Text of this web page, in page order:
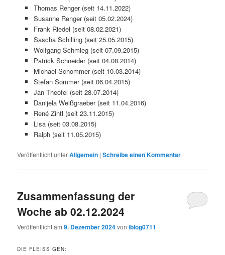
Thomas Renger (seit 14.11.2022)
Susanne Renger (seit 05.02.2024)
Frank Riedel (seit 08.02.2021)
Sascha Schilling (seit 25.05.2015)
Wolfgang Schmieg (seit 07.09.2015)
Patrick Schneider (seit 04.08.2014)
Michael Schommer (seit 10.03.2014)
Stefan Sommer (seit 06.04.2015)
Jan Theofel (seit 28.07.2014)
Danijela Weißgraeber (seit 11.04.2016)
René Zintl (seit 23.11.2015)
Lisa (seit 03.08.2015)
Ralph (seit 11.05.2015)
Veröffentlicht unterAllgemein |Schreibe einen Kommentar
Zusammenfassung der
Woche ab 02.12.2024
Veröffentlicht am9. Dezember 2024voniblog0711
DIE FLEISSIGEN: